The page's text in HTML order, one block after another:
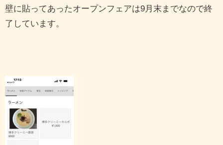
壁に貼ってあったオープンフェアは9月末までなので終
了しています。